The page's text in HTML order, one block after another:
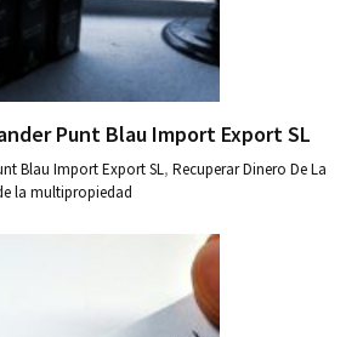
Punt Blau Import Export SL
Blau Import Export SL, Recuperar Dinero De La
la multipropiedad